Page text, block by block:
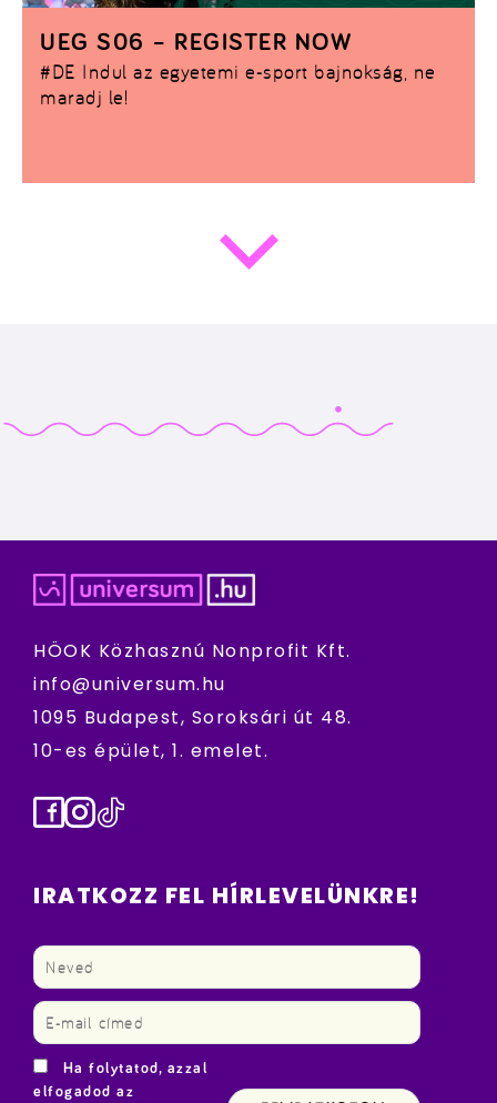
#DE Indul az egyetemi e-sport bajnokság, ne
maradj le!
UEG S06 – REGISTER NOW
HÖOK Közhasznú Nonprofit Kft.
info@universum.hu
1095 Budapest, Soroksári út 48.
10-es épület, 1. emelet.
Facebook
Instagram
TikTok
IRATKOZZ FEL HÍRLEVELÜNKRE!
Ha folytatod, azzal
elfogadod az